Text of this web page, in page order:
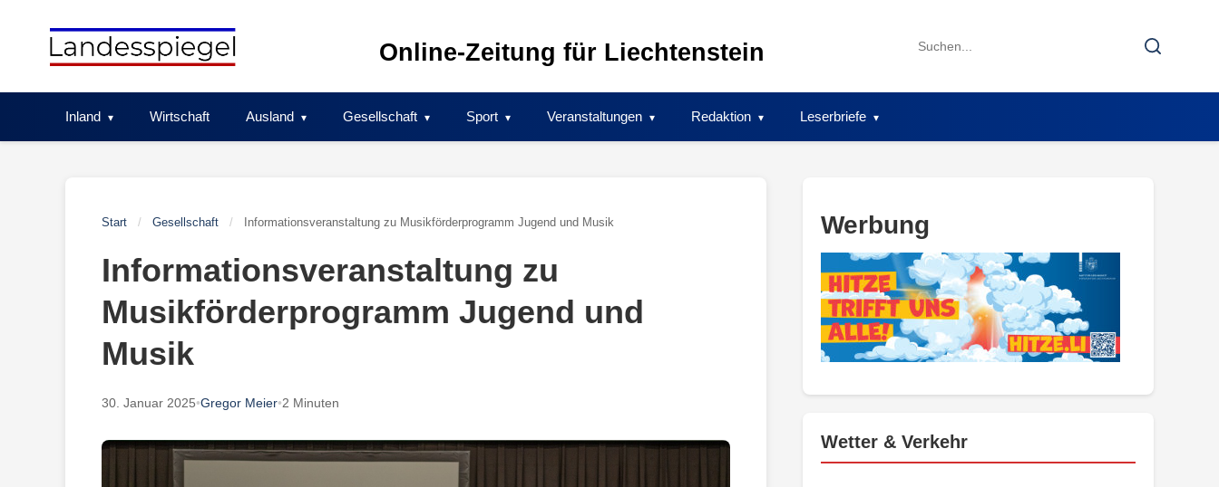
Online-Zeitung für Liechtenstein
Search
Search
Inland Wirtschaft Ausland Gesellschaft Sport Veranstaltungen Redaktion Leserbriefe
Start / Gesellschaft / Informationsveranstaltung zu Musikförderprogramm Jugend und Musik
Informationsveranstaltung zu
Musikförderprogramm Jugend und
Musik
30. Januar 2025•Gregor Meier•2 Minuten
Werbung
Wetter & Verkehr